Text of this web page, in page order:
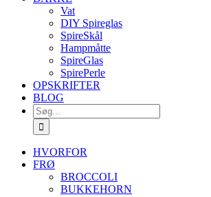
Vat
DIY Spireglas
SpireSkål
Hampmåtte
SpireGlas
SpirePerle
OPSKRIFTER
BLOG
Søg
efter:
HVORFOR
FRØ
BROCCOLI
BUKKEHORN